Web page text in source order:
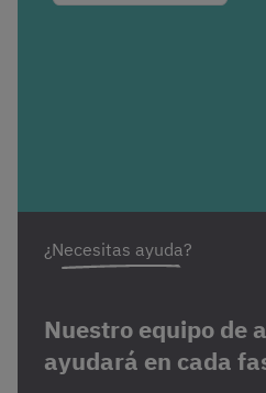
¿Necesitas ayuda?
Nuestro equipo de
ayudará en cada